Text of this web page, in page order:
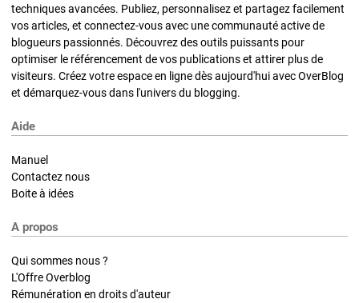
techniques avancées. Publiez, personnalisez et partagez facilement
vos articles, et connectez-vous avec une communauté active de
blogueurs passionnés. Découvrez des outils puissants pour
optimiser le référencement de vos publications et attirer plus de
visiteurs. Créez votre espace en ligne dès aujourd'hui avec OverBlog
et démarquez-vous dans l'univers du blogging.
Aide
Manuel
Contactez nous
Boite à idées
A propos
Qui sommes nous ?
L'Offre Overblog
Rémunération en droits d'auteur